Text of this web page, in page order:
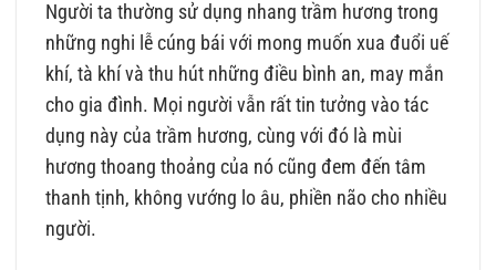
Người ta thường sử dụng nhang trầm hương trong
những nghi lễ cúng bái với mong muốn xua đuổi uế
khí, tà khí và thu hút những điều bình an, may mắn
cho gia đình. Mọi người vẫn rất tin tưởng vào tác
dụng này của trầm hương, cùng với đó là mùi
hương thoang thoảng của nó cũng đem đến tâm
thanh tịnh, không vướng lo âu, phiền não cho nhiều
người.